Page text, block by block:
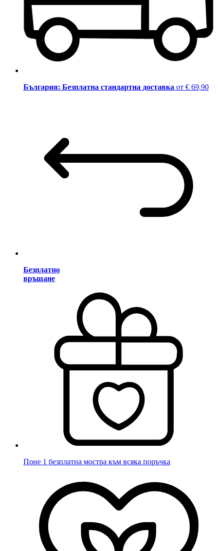
България: Безплатна стандартна доставка от € 69,90
Безплатно
връщане
Поне 1 безплатна мостра към всяка поръчка